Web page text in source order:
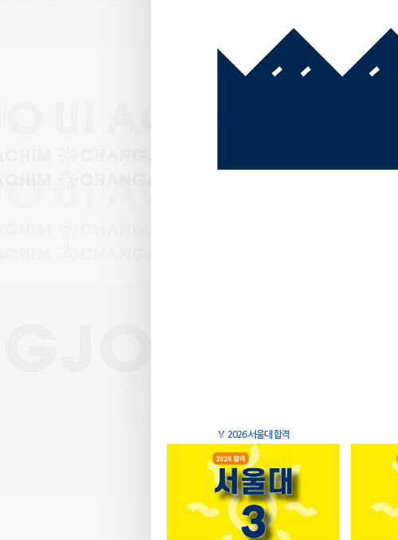
🏅 2026 서울대 합격